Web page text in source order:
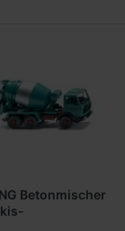
Betonmischer